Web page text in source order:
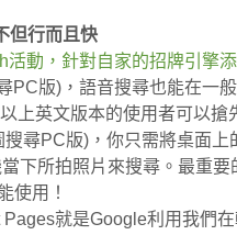
但行而且快
動，針對自家的招牌引擎
版)，語音搜尋也能在一
上英文版本的使用者可以搶
尋PC版)，你只需將桌面上
下所拍照片來搜尋。最重要
使用！
就是Google利用我們